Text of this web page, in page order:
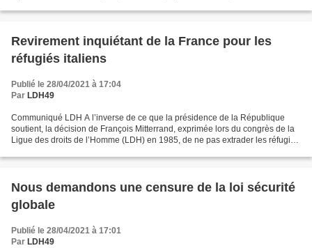
Revirement inquiétant de la France pour les
réfugiés italiens
Publié le 28/04/2021 à 17:04
Par LDH49
Communiqué LDH A l’inverse de ce que la présidence de la République
soutient, la décision de François Mitterrand, exprimée lors du congrès de la
Ligue des droits de l’Homme (LDH) en 1985, de ne pas extrader les réfugiés
Nous demandons une censure de la loi sécurité
globale
Publié le 28/04/2021 à 17:01
Par LDH49